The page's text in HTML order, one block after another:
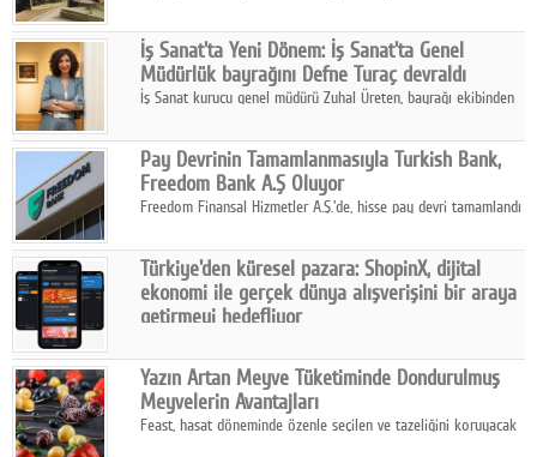
katmanlı bir aile hikâyesi anlatıyor.
İş Sanat'ta Yeni Dönem: İş Sanat'ta Genel
Müdürlük bayrağını Defne Turaç devraldı
İş Sanat kurucu genel müdürü Zuhal Üreten, bayrağı ekibinden
Pay Devrinin Tamamlanmasıyla Turkish Bank,
Freedom Bank A.Ş Oluyor
Freedom Finansal Hizmetler A.Ş.'de, hisse pay devri tamamlandı
Turkish Bank'ın ticaret unvanının “Freedom Bank A.Ş.” olmasına
karar verildi.
Türkiye'den küresel pazara: ShopinX, dijital
ekonomi ile gerçek dünya alışverişini bir araya
getirmeyi hedefliyor
ekonomi ile gerçek dünya alışveriş deneyimi arasında köprü
kurmayı hedefleyen vizyonuyla uluslararası pazarlara açılıyor.
Yazın Artan Meyve Tüketiminde Dondurulmuş
Meyvelerin Avantajları
Feast, hasat döneminde özenle seçilen ve tazeliğini koruyacak